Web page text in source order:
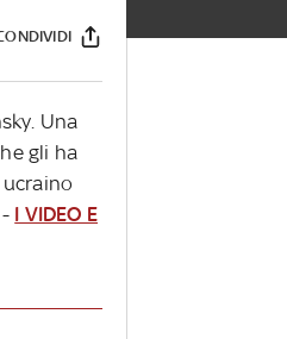
Una
gli ha
- I VIDEO E